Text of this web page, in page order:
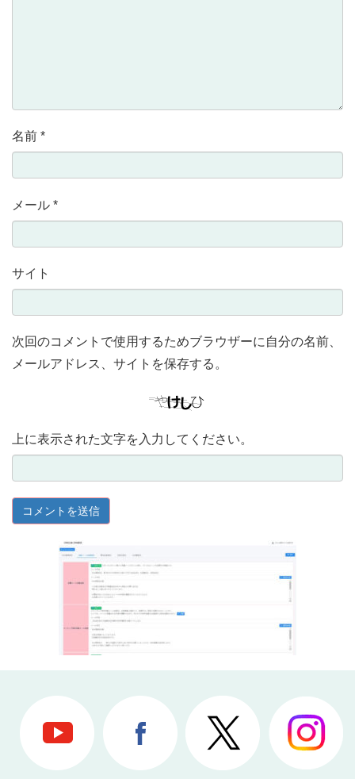
名前 *
メール *
サイト
次回のコメントで使用するためブラウザーに自分の名前、
メールアドレス、サイトを保存する。
上に表示された文字を入力してください。